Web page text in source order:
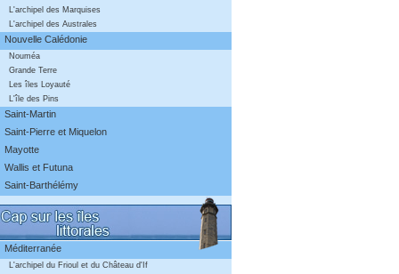
L'archipel des Marquises
L'archipel des Australes
Nouvelle Calédonie
Nouméa
Grande Terre
Les îles Loyauté
L'île des Pins
Saint-Martin
Saint-Pierre et Miquelon
Mayotte
Wallis et Futuna
Saint-Barthélémy
Méditerranée
L'archipel du Frioul et du Château d'If